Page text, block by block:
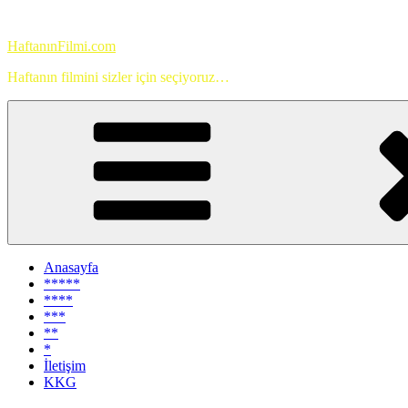
HaftanınFilmi.com
Haftanın filmini sizler için seçiyoruz…
Anasayfa
*****
****
***
**
*
İletişim
KKG